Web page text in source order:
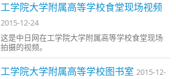
工学院大学附属高等学校食堂现场视频
2015-12-24
这是中日网在工学院大学附属高等学校食堂现场
拍摄的视频。
工学院大学附属高等学校图书室 2015-12-